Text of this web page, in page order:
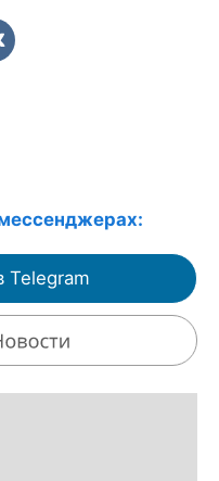
Telegram